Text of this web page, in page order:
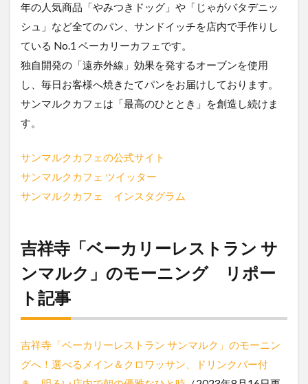
年の人気商品「やみつきドッグ」や「じゃがバタデニッ
シュ」など全てのパン、サンドイッチを店内で手作りし
ている No.1 ベーカリーカフェです。
独自開発の「遠赤外線」効果を発するオーブンを使用
し、毎日お客様へ焼きたてパンをお届けしております。
サンマルクカフェは「最高のひととき」を創造し続けま
す。
サンマルクカフェの公式サイト
サンマルクカフェ ツイッター
サンマルクカフェ インスタグラム
吉祥寺「ベーカリーレストラン サ
ンマルク」のモーニング リポー
ト記事
吉祥寺「ベーカリーレストラン サンマルク」のモーニン
グへ！選べるメイン＆クロワッサン、ドリンクバー付